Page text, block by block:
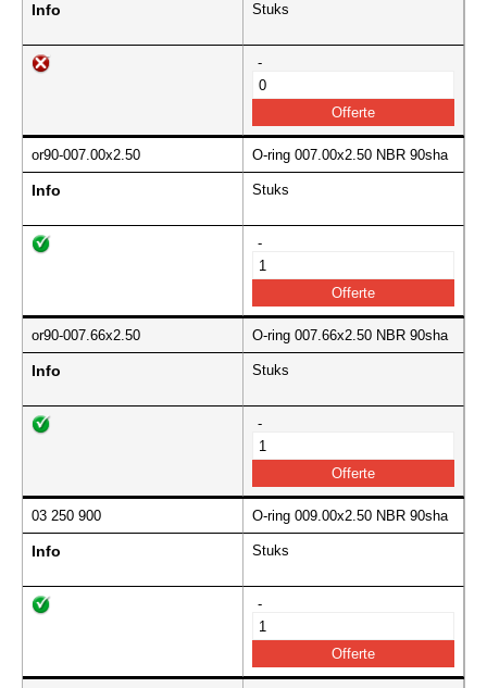
Info Stuks
-
or90-007.00x2.50 O-ring 007.00x2.50 NBR 90sha
Info Stuks
-
or90-007.66x2.50 O-ring 007.66x2.50 NBR 90sha
Info Stuks
-
03 250 900 O-ring 009.00x2.50 NBR 90sha
Info Stuks
-